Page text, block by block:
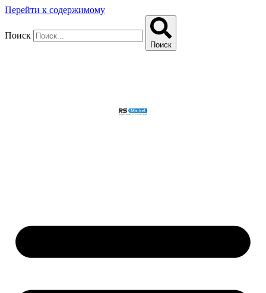
Перейти к содержимому
Поиск
Поиск